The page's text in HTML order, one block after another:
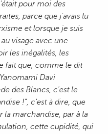
pour moi des
parce que j'avais lu
et lorsque je suis
visage avec une
les inégalités, les
fait que, comme le dit
Davi
des Blancs, c'est le
!", c'est à dire, que
la marchandise, par à la
cette cupidité, qui